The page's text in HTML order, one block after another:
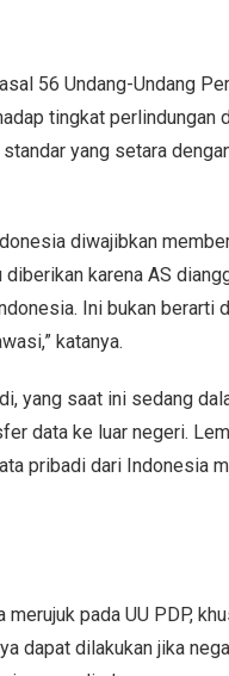
56 Undang-Undang
tingkat perlindungan
yang setara
diwajibkan
karena AS
Ini bukan berarti
katanya.
yang saat ini sedang
data ke luar negeri.
pribadi dari Indonesia
pada UU PDP,
dapat dilakukan jika